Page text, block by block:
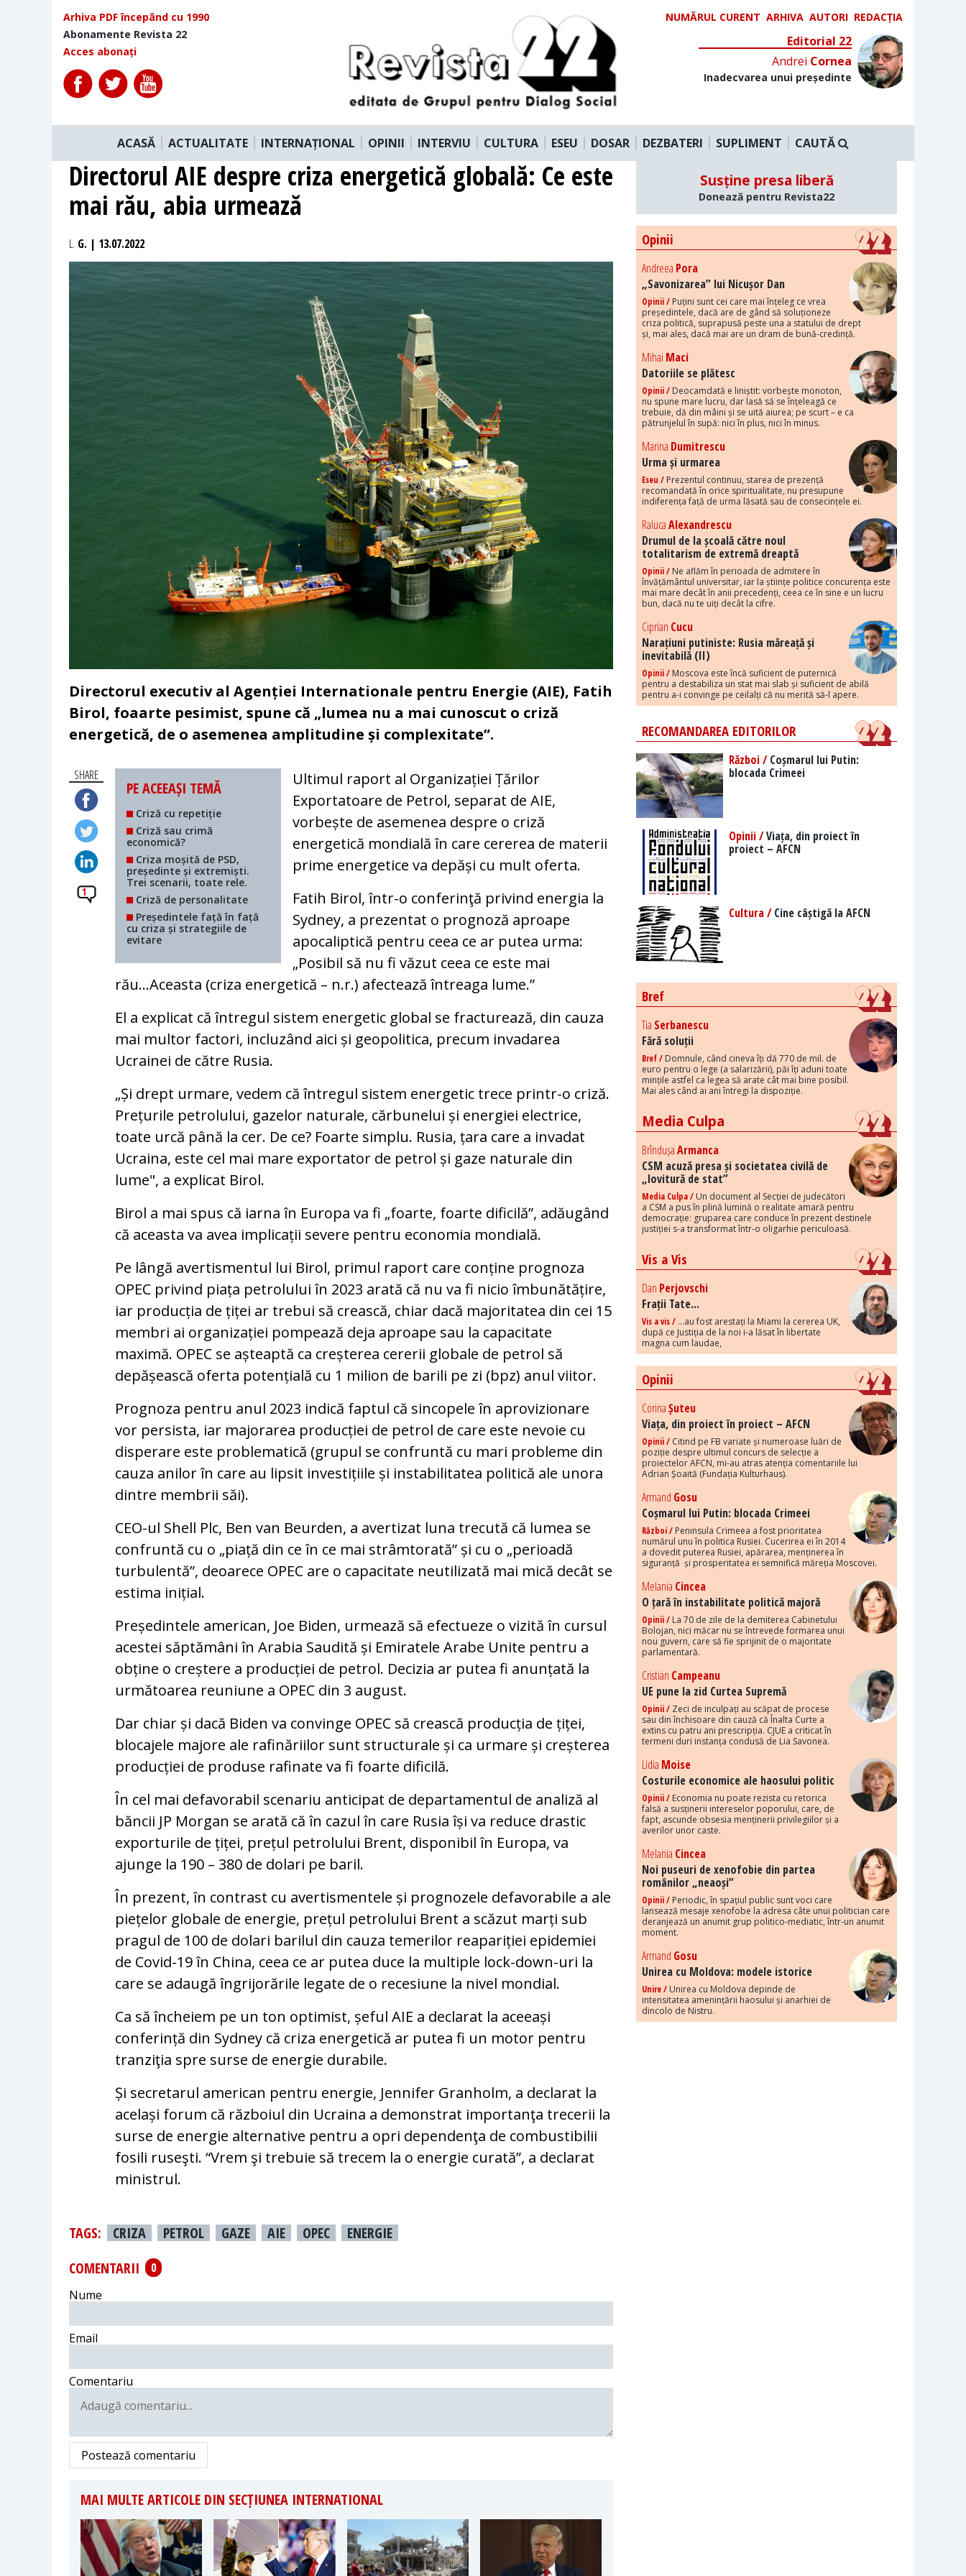
Arhiva PDF începând cu 1990
Abonamente Revista 22
Acces abonați
NUMĂRUL CURENT ARHIVA AUTORI REDACȚIA
Editorial 22
Andrei Cornea
Inadecvarea unui președinte
ACASĂ ACTUALITATE INTERNAȚIONAL OPINII INTERVIU CULTURA ESEU DOSAR DEZBATERI SUPLIMENT CAUTĂ
Directorul AIE despre criza energetică globală: Ce este
mai rău, abia urmează
L. G. | 13.07.2022
Directorul executiv al Agenției Internationale pentru Energie (AIE), Fatih
Birol, foaarte pesimist, spune că „lumea nu a mai cunoscut o criză
energetică, de o asemenea amplitudine și complexitate”.
SHARE
1
PE ACEEAȘI TEMĂ
Criză cu repetiție
Criză sau crimă
economică?
Criza moșită de PSD,
președinte și extremiști.
Trei scenarii, toate rele.
Criză de personalitate
Președintele față în față
cu criza și strategiile de
evitare
Ultimul raport al Organizației Țărilor
Exportatoare de Petrol, separat de AIE,
vorbește de asemenea despre o criză
energetică mondială în care cererea de materii
prime energetice va depăși cu mult oferta.
Fatih Birol, într-o conferinţă privind energia la
Sydney, a prezentat o prognoză aproape
apocaliptică pentru ceea ce ar putea urma:
„Posibil să nu fi văzut ceea ce este mai
rău...Aceasta (criza energetică – n.r.) afectează întreaga lume.”
El a explicat că întregul sistem energetic global se fracturează, din cauza
mai multor factori, incluzând aici și geopolitica, precum invadarea
Ucrainei de către Rusia.
„Și drept urmare, vedem că întregul sistem energetic trece printr-o criză.
Prețurile petrolului, gazelor naturale, cărbunelui și energiei electrice,
toate urcă până la cer. De ce? Foarte simplu. Rusia, țara care a invadat
Ucraina, este cel mai mare exportator de petrol și gaze naturale din
lume", a explicat Birol.
Birol a mai spus că iarna în Europa va fi „foarte, foarte dificilă”, adăugând
că aceasta va avea implicații severe pentru economia mondială.
Pe lângă avertismentul lui Birol, primul raport care conține prognoza
OPEC privind piața petrolului în 2023 arată că nu va fi nicio îmbunătățire,
iar producția de țiței ar trebui să crească, chiar dacă majoritatea din cei 15
membri ai organizației pompează deja aproape sau la capacitate
maximă. OPEC se așteaptă ca creșterea cererii globale de petrol să
depășească oferta potențială cu 1 milion de barili pe zi (bpz) anul viitor.
Prognoza pentru anul 2023 indică faptul că sincopele în aprovizionare
vor persista, iar majorarea producției de petrol de care este nevoie cu
disperare este problematică (grupul se confruntă cu mari probleme din
cauza anilor în care au lipsit investițiile și instabilitatea politică ale unora
dintre membrii săi).
CEO-ul Shell Plc, Ben van Beurden, a avertizat luna trecută că lumea se
confruntă cu o „piață din ce în ce mai strâmtorată” și cu o „perioadă
turbulentă”, deoarece OPEC are o capacitate neutilizată mai mică decât se
estima inițial.
Președintele american, Joe Biden, urmează să efectueze o vizită în cursul
acestei săptămâni în Arabia Saudită și Emiratele Arabe Unite pentru a
obține o creștere a producției de petrol. Decizia ar putea fi anunțată la
următoarea reuniune a OPEC din 3 august.
Dar chiar și dacă Biden va convinge OPEC să crească producția de țiței,
blocajele majore ale rafinăriilor sunt structurale și ca urmare și creșterea
producției de produse rafinate va fi foarte dificilă.
În cel mai defavorabil scenariu anticipat de departamentul de analiză al
băncii JP Morgan se arată că în cazul în care Rusia își va reduce drastic
exporturile de țiței, prețul petrolului Brent, disponibil în Europa, va
ajunge la 190 – 380 de dolari pe baril.
În prezent, în contrast cu avertismentele și prognozele defavorabile a ale
piețelor globale de energie, prețul petrolului Brent a scăzut marți sub
pragul de 100 de dolari barilul din cauza temerilor reapariției epidemiei
de Covid-19 în China, ceea ce ar putea duce la multiple lock-down-uri la
care se adaugă îngrijorările legate de o recesiune la nivel mondial.
Ca să încheiem pe un ton optimist, șeful AIE a declarat la aceeași
conferință din Sydney că criza energetică ar putea fi un motor pentru
tranziţia spre surse de energie durabile.
Și secretarul american pentru energie, Jennifer Granholm, a declarat la
același forum că războiul din Ucraina a demonstrat importanţa trecerii la
surse de energie alternative pentru a opri dependenţa de combustibilii
fosili ruseşti. “Vrem şi trebuie să trecem la o energie curată”, a declarat
ministrul.
TAGS: CRIZA PETROL GAZE AIE OPEC
ENERGIE
COMENTARII
0
Nume
Email
Comentariu
Postează comentariu
MAI MULTE ARTICOLE DIN SECȚIUNEA INTERNATIONAL
Susține presa liberă
Donează pentru Revista22
Opinii
Andreea Pora
„Savonizarea” lui Nicușor Dan
Opinii / Puțini sunt cei care mai înțeleg ce vrea
președintele, dacă are de gând să soluționeze
criza politică, suprapusă peste una a statului de drept
și, mai ales, dacă mai are un dram de bună-credință.
Mihai Maci
Datoriile se plătesc
Opinii / Deocamdată e liniștit: vorbește monoton,
nu spune mare lucru, dar lasă să se înțeleagă ce
trebuie, dă din mâini și se uită aiurea; pe scurt – e ca
pătrunjelul în supă: nici în plus, nici în minus.
Marina Dumitrescu
Urma și urmarea
Eseu / Prezentul continuu, starea de prezență
recomandată în orice spiritualitate, nu presupune
indiferența față de urma lăsată sau de consecințele ei.
RalucaAlexandrescu
Drumul de la școală către noul
totalitarism de extremă dreaptă
Opinii / Ne aflăm în perioada de admitere în
învățământul universitar, iar la științe politice concurența este
mai mare decât în anii precedenți, ceea ce în sine e un lucru
bun, dacă nu te uiți decât la cifre.
Ciprian Cucu
Narațiuni putiniste: Rusia măreață și
inevitabilă (II)
Opinii / Moscova este încă suficient de puternică
pentru a destabiliza un stat mai slab și suficient de abilă
pentru a-i convinge pe ceilalți că nu merită să-l apere.
RECOMANDAREA EDITORILOR
Război /Coșmarul lui Putin:
blocada Crimeei
Opinii /Viața, din proiect în
proiect – AFCN
Cultura /Cine câștigă la AFCN
Bref
Tia Serbanescu
Fără soluții
Bref / Domnule, când cineva îți dă 770 de mil. de
euro pentru o lege (a salarizării), păi îți aduni toate
mințile astfel ca legea să arate cât mai bine posibil.
Mai ales când ai ani întregi la dispoziție.
Media Culpa
BrîndușaArmanca
CSM acuză presa și societatea civilă de
„lovitură de stat”
Media Culpa / Un document al Secției de judecători
a CSM a pus în plină lumină o realitate amară pentru
democrație: gruparea care conduce în prezent destinele
justiției s-a transformat într-o oligarhie periculoasă.
Vis a Vis
Dan Perjovschi
Frații Tate...
Vis a vis / ...au fost arestați la Miami la cererea UK,
după ce Justiția de la noi i-a lăsat în libertate
magna cum laudae,
Opinii
CorinaȘuteu
Viața, din proiect în proiect – AFCN
Opinii / Citind pe FB variate și numeroase luări de
poziție despre ultimul concurs de selecție a
proiectelor AFCN, mi-au atras atenția comentariile lui
Adrian Șoaită (Fundația Kulturhaus).
Armand Gosu
Coșmarul lui Putin: blocada Crimeei
Război / Peninsula Crimeea a fost prioritatea
numărul unu în politica Rusiei. Cucerirea ei în 2014
a dovedit puterea Rusiei, apărarea, menținerea în
siguranță și prosperitatea ei semnifică măreția Moscovei.
Melania Cincea
O țară în instabilitate politică majoră
Opinii / La 70 de zile de la demiterea Cabinetului
Bolojan, nici măcar nu se întrevede formarea unui
nou guvern, care să fie sprijinit de o majoritate
parlamentară.
Cristian Campeanu
UE pune la zid Curtea Supremă
Opinii / Zeci de inculpați au scăpat de procese
sau din închisoare din cauză că Înalta Curte a
extins cu patru ani prescripția. CJUE a criticat în
termeni duri instanța condusă de Lia Savonea.
Lidia Moise
Costurile economice ale haosului politic
Opinii / Economia nu poate rezista cu retorica
falsă a susținerii intereselor poporului, care, de
fapt, ascunde obsesia menținerii privilegiilor și a
averilor unor caste.
Melania Cincea
Noi puseuri de xenofobie din partea
românilor „neaoși”
Opinii / Periodic, în spațiul public sunt voci care
lansează mesaje xenofobe la adresa câte unui politician care
deranjează un anumit grup politico-mediatic, într-un anumit
moment.
Armand Gosu
Unirea cu Moldova: modele istorice
Unire / Unirea cu Moldova depinde de
intensitatea amenințării haosului și anarhiei de
dincolo de Nistru.